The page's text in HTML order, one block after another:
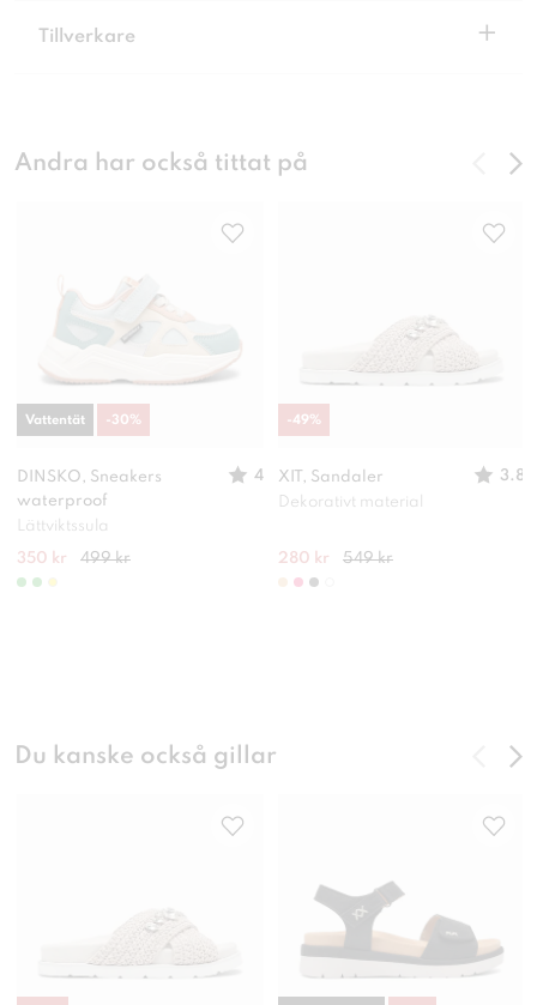
Tillverkare +
Andra har också tittat på
DINSKO, Sneakers
waterproof
4
Lättviktssula
350 kr 499 kr
Vattentät -30%
XIT, Sandaler
3.8
Dekorativt material
280 kr 549 kr
-49%
Du kanske också gillar